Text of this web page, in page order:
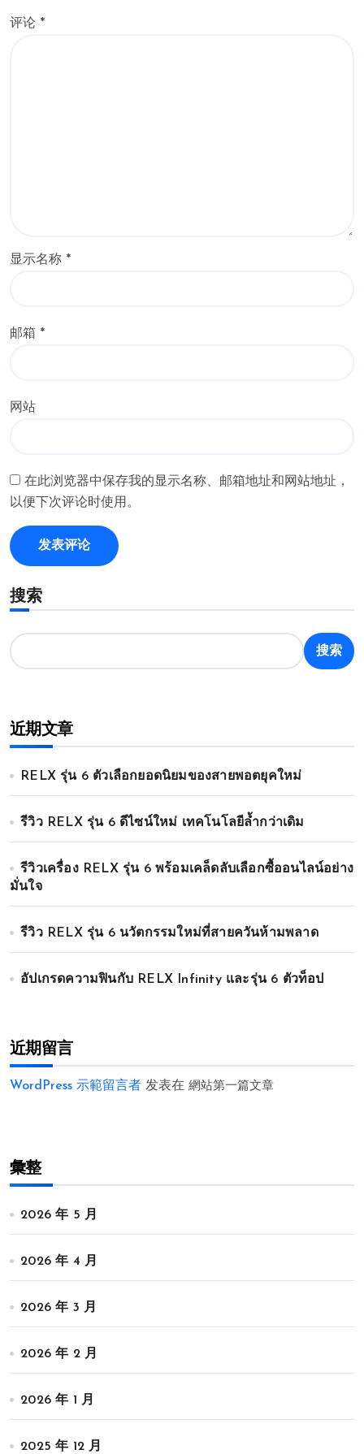
评论 *
显示名称 *
邮箱 *
网站
在此浏览器中保存我的显示名称、邮箱地址和网站地址，
以便下次评论时使用。
搜索
搜索
近期文章
RELX รุ่น 6 ตัวเลือกยอดนิยมของสายพอตยุคใหม่
รีวิว RELX รุ่น 6 ดีไซน์ใหม่ เทคโนโลยีล้ำกว่าเดิม
รีวิวเครื่อง RELX รุ่น 6 พร้อมเคล็ดลับเลือกซื้ออนไลน์อย่าง
มั่นใจ
รีวิว RELX รุ่น 6 นวัตกรรมใหม่ที่สายควันห้ามพลาด
อัปเกรดความฟินกับ RELX Infinity และรุ่น 6 ตัวท็อป
近期留言
WordPress 示範留言者 发表在 網站第一篇文章
彙整
2026 年 5 月
2026 年 4 月
2026 年 3 月
2026 年 2 月
2026 年 1 月
2025 年 12 月